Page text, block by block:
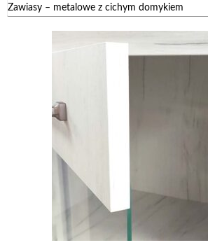
Zawiasy – metalowe z cichym domykiem